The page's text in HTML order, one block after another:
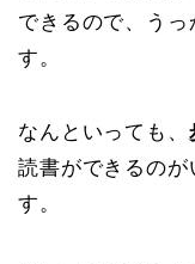
できるので、う
す。
なんといっても、
読書ができるのが
す。